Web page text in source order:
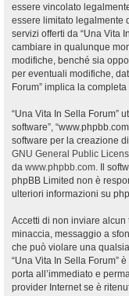
essere vincolato
essere limitato legalmente
servizi offerti da “Una Vita
cambiare in qualunque
modifiche, benché sia
per eventuali modifiche,
Forum” implica la
“Una Vita In Sella Forum”
software”,
software per la creazione
GNU General Public
da www.phpbb.com. Il
phpBB Limited non è
ulteriori informazioni su
Accetti di non inviare
minaccia, messaggio a
che può violare una
“Una Vita In Sella Forum”
porta all’immediato e
provider Internet se è